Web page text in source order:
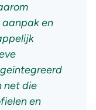
en
net die
en